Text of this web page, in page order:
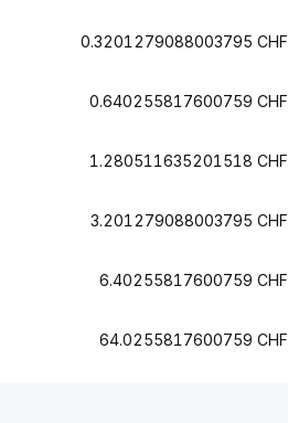
0.3201279088003795 CHF
0.640255817600759 CHF
1.280511635201518 CHF
3.201279088003795 CHF
6.40255817600759 CHF
64.0255817600759 CHF